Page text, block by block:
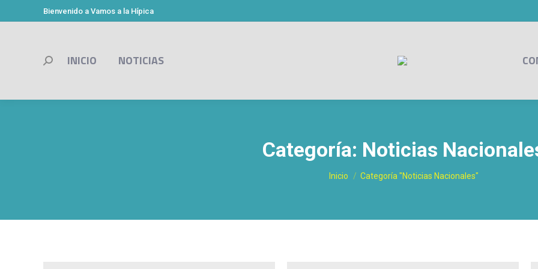
Bienvenido a Vamos a la Hípica
INICIO NOTICIAS
Buscar:
Categoría: Noticias
Estás aquí:
Inicio Categoría "Noticias Nacionales"